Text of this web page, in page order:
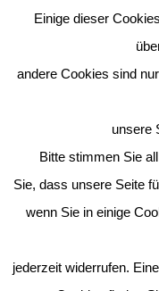
Einige dieser
andere Cookies sind
unsere
Bitte stimmen Sie
Sie, dass unsere Seite
wenn Sie in einige
jederzeit widerrufen.